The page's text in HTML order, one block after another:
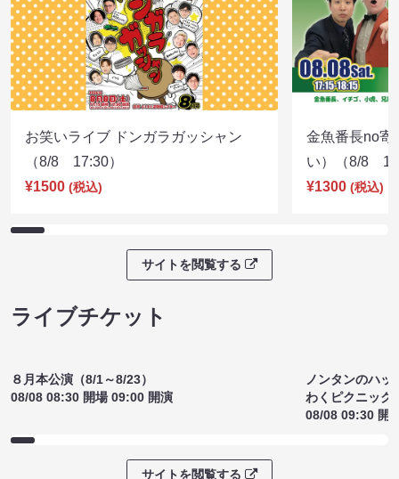
お笑いライブ ドンガラガッシャン
（8/8 17:30）
¥1500 (税込)
金魚番長no寄
い）（8/8
¥1300 (税込)
サイトを閲覧する
ライブチケット